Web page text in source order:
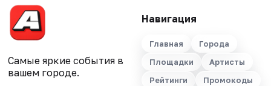
Самые яркие события в
вашем городе.
Навигация
Главная
Города
Площадки
Артисты
Рейтинги
Промокоды